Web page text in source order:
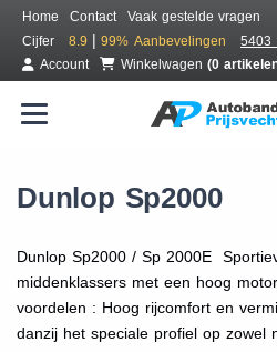
Home Contact
Vaak gestelde vragen
Cijfer
8.9 | 99% Aanbevelingen
5403
Account
Winkelwagen (0
Dunlop Sp2000
Dunlop Sp2000 / Sp 2000E
middenklassers met een hoog
voordelen : Hoog rijcomfort en
danzij het speciale profiel op zowel